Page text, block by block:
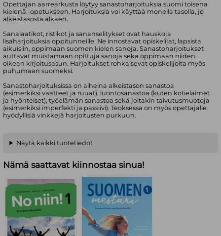
Opettajan aarrearkusta löytyy sanastoharjoituksia suomi toisena
kielenä -opetukseen. Harjoituksia voi käyttää monella tasolla, jo
alkeistasosta alkaen.
Sanalaatikot, ristikot ja sananselitykset ovat hauskoja
lisäharjoituksia oppitunneille. Ne innostavat opiskelijat, lapsista
aikuisiin, oppimaan suomen kielen sanoja. Sanastoharjoitukset
auttavat muistamaan opittuja sanoja sekä oppimaan niiden
oikean kirjoitusasun. Harjoitukset rohkaisevat opiskelijoita myös
puhumaan suomeksi.
Sanastoharjoituksissa on aiheina alkeistason sanastoa
(esimerkiksi vaatteet ja ruuat), luontosanastoa (kuten kotieläimet
ja hyönteiset), työelämän sanastoa sekä joitakin taivutusmuotoja
(esimerkiksi imperfekti ja passiivi). Teoksessa on myös opettajalle
hyödyllisiä vinkkejä harjoitusten purkuun.
Näytä kaikki tuotetiedot
Nämä saattavat kiinnostaa sinua!